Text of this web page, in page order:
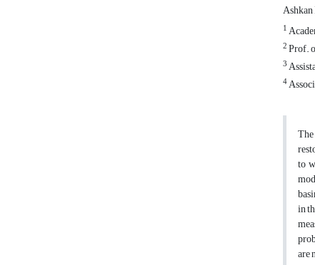
1
2Prof.
3
4
to
in
are